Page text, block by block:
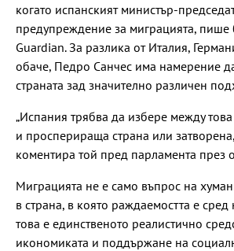
когато испанският министър-
предупреждение за миграцията, пише
Guardian. За разлика от Италия,
обаче, Педро Санчес има намерение
страната зад значително различен
„Испания трябва да избере между
и просперираща страна или
коментира той пред парламента през
Миграцията не е само въпрос на
в страна, в която раждаемостта е
това е единственото реалистично
икономиката и поддържане на